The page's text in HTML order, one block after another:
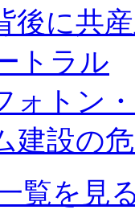
後に共
トラル
トン
建設の
覧を見